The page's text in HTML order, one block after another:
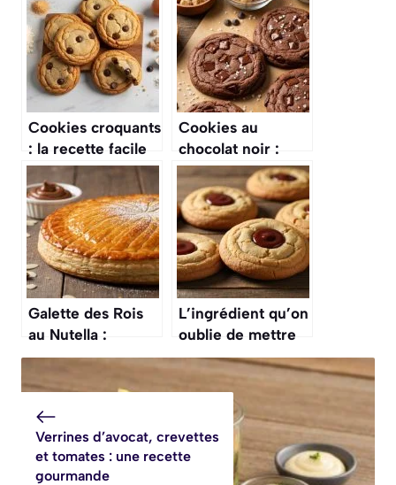
Cookies croquants
: la recette facile
et rapide
Cookies au
chocolat noir :
recette
gourmande et
facile
Galette des Rois
au Nutella :
recette facile et
gourmande
L’ingrédient qu’on
oublie de mettre
dans les cookies
et qui les rend
« chewy » au
Verrines d’avocat, crevettes
et tomates : une recette
gourmande